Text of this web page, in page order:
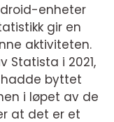
enheter
gir en
aktiviteten.
Statista i 2021,
byttet
i løpet av de
at det er et